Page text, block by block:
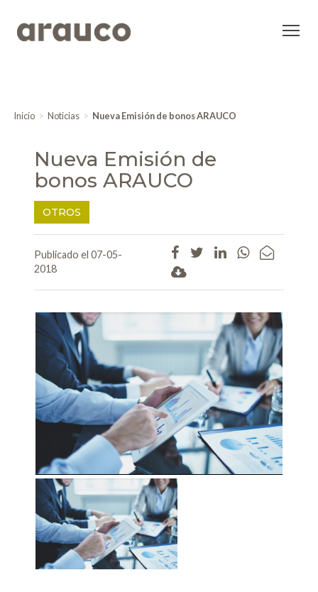
Inicio Noticias Nueva Emisión de bonos ARAUCO
Nueva Emisión de
bonos ARAUCO
OTROS
Publicado el 07-05-
2018